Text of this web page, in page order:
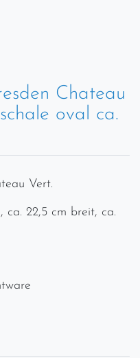
Chateau
oval ca.
Vert.
ca. 22,5 cm breit, ca.